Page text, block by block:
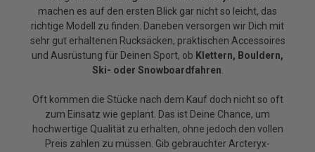
machen es auf den ersten Blick gar nicht so leicht, das
richtige Modell zu finden. Daneben versorgen wir Dich mit
sehr gut erhaltenen Rucksäcken, praktischen Accessoires
und Ausrüstung für Deinen Sport, ob Klettern, Bouldern,
Ski- oder Snowboardfahren.
Oft kommen die Stücke nach dem Kauf doch nicht so oft
zum Einsatz wie geplant. Das ist Deine Chance, um
hochwertige Qualität zu erhalten, ohne jedoch den vollen
Preis zahlen zu müssen. Gib gebrauchter Arcteryx-